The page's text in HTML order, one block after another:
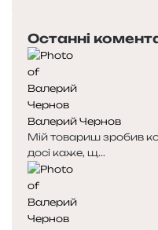
р
е
д
н
я
с
т
о
р
і
н
к
т
у
п
н
а
с
т
о
р
і
н
к
Останні
Валерий Чернов
Мій товариш зробив
досі каже, щ...